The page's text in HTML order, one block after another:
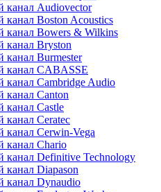
канал Audiovector
канал Boston Acoustics
канал Bowers & Wilkins
канал Bryston
канал Burmester
канал CABASSE
канал Cambridge Audio
канал Canton
канал Castle
канал Ceratec
канал Cerwin-Vega
канал Chario
канал Definitive Technology
канал Diapason
канал Dynaudio